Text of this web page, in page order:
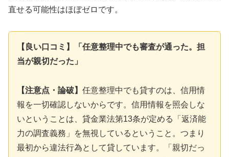
直せる可能性はほぼゼロです。
【良い口コミ】「任意整理中でも審査が通った。担
当が親切だった」
【注意点・論破】 任意整理中でも貸すのは、信用情
報を一切確認しないからです。信用情報を照会しな
いということは、貸金業法第13条が定める「返済能
力の調査義務」を無視しているということ。つまり
最初から違法行為として貸しています。「親切だっ